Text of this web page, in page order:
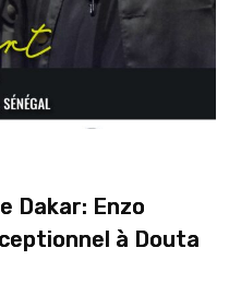
Dakar: Enzo
à Douta